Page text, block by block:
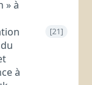
» à
à
[21]